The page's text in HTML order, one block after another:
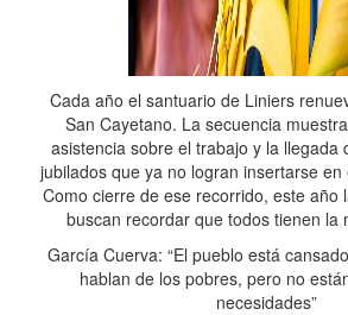
Cada año el santuario de Liniers
San Cayetano. La secuencia
asistencia sobre el trabajo y la llegada
jubilados que ya no logran insertarse
Como cierre de ese recorrido, este año
buscan recordar que todos tienen la
García Cuerva: “El pueblo está
hablan de los pobres, pero no
necesidades”